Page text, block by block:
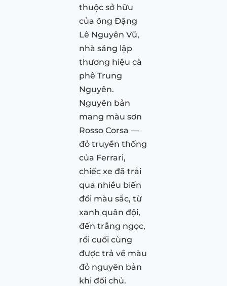
thuộc sở hữu
của ông Đặng
Lê Nguyên Vũ,
nhà sáng lập
thương hiệu cà
phê Trung
Nguyên.
Nguyên bản
mang màu sơn
Rosso Corsa —
đỏ truyền thống
của Ferrari,
chiếc xe đã trải
qua nhiều biến
đổi màu sắc, từ
xanh quân đội,
đến trắng ngọc,
rồi cuối cùng
được trả về màu
đỏ nguyên bản
khi đổi chủ.